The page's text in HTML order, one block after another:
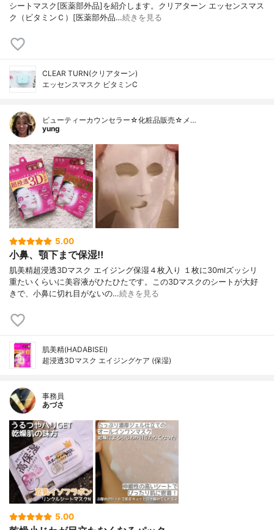
シートマスク[医薬部外品]を紹介します。クリアターン エッセンスマス
ク（ビタミンＣ）[医薬部外品…続きを見る
CLEAR TURN(クリアターン)
エッセンスマスク ビタミンC
ビューティーカウンセラー☆化粧品販売☆メ…
yung
5.00
小鼻、顎下まで保湿‼︎
肌美精超浸透3Dマスク エイジング保湿４枚入り １枚に30mlズッシリ
重たいくらいに美容液がひたひたです。この3Dマスクのシートが大好
きで、小鼻に切れ目がないの…続きを見る
肌美精(HADABISEI)
超浸透3Dマスク エイジングケア (保湿)
事務員
あづさ
5.00